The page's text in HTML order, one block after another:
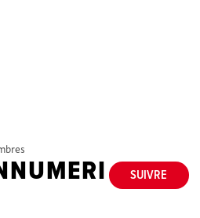
SUIVRE